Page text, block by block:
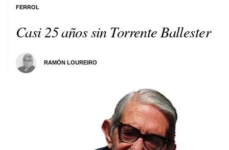
Casi 25 años sin Torrente Ballester
RAMÓN LOUREIRO
FERROL